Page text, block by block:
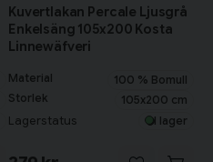
Kuvertlakan Percale Ljusgrå
Enkelsäng 105x200 Kosta
Linnewäfveri
Material
100 % Bomull
Storlek
105x200 cm
Lagerstatus I lager